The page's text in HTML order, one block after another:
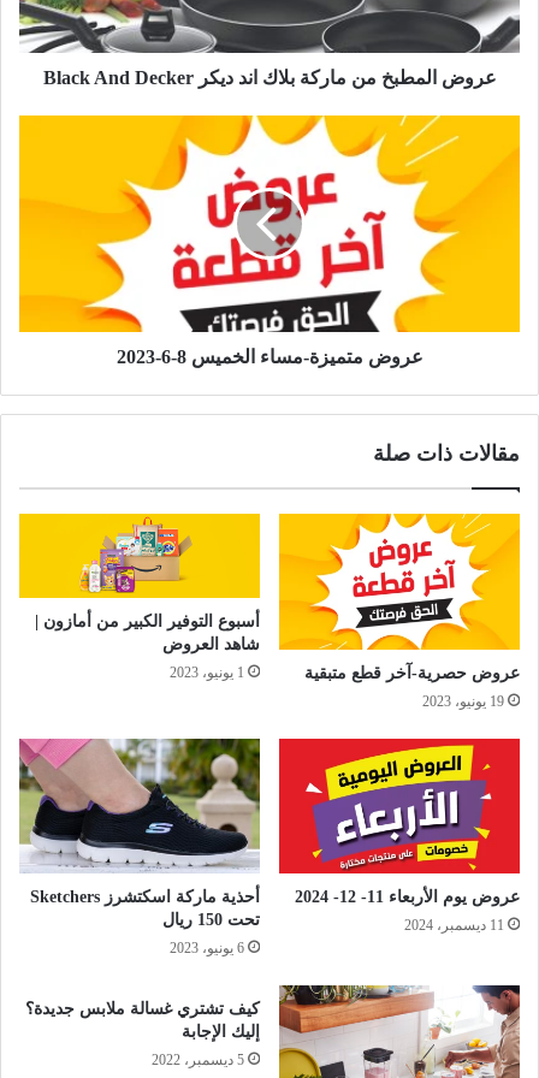
عروض المطبخ من ماركة بلاك اند ديكر Black And Decker
عروض متميزة-مساء الخميس 8-6-2023
مقالات ذات صلة
عروض حصرية-آخر قطع متبقية
19 يونيو، 2023
أسبوع التوفير الكبير من أمازون |
شاهد العروض
1 يونيو، 2023
عروض يوم الأربعاء 11- 12- 2024
11 ديسمبر، 2024
أحذية ماركة اسكتشرز Sketchers
تحت 150 ريال
6 يونيو، 2023
كيف تشتري غسالة ملابس جديدة؟
إليك الإجابة
5 ديسمبر، 2022